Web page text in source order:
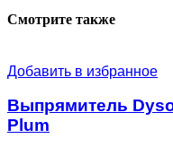
Смотрите также
Добавить в избранное
Выпрямитель
Plum